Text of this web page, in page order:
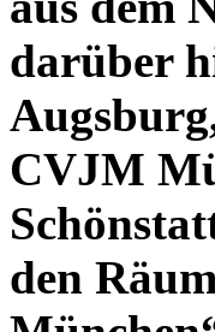
darüber
CVJM
den